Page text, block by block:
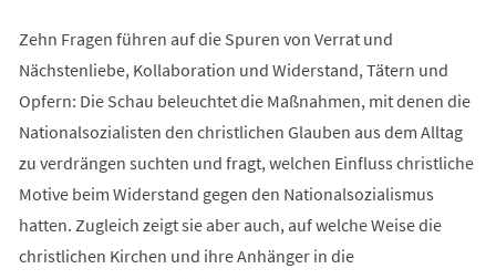
Zehn Fragen führen auf die Spuren von Verrat und
Nächstenliebe, Kollaboration und Widerstand, Tätern und
Opfern: Die Schau beleuchtet die Maßnahmen, mit denen die
Nationalsozialisten den christlichen Glauben aus dem Alltag
zu verdrängen suchten und fragt, welchen Einfluss christliche
Motive beim Widerstand gegen den Nationalsozialismus
hatten. Zugleich zeigt sie aber auch, auf welche Weise die
christlichen Kirchen und ihre Anhänger in die